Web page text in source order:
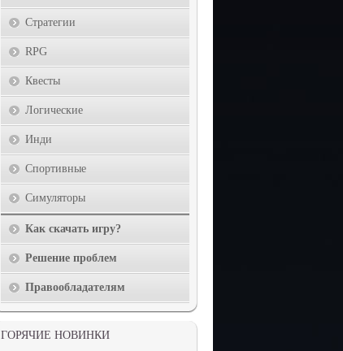
Стратегии
RPG
Квесты
Логические
Инди
Спортивные
Симуляторы
Как скачать игру?
Решение проблем
Правообладателям
ГОРЯЧИЕ НОВИНКИ